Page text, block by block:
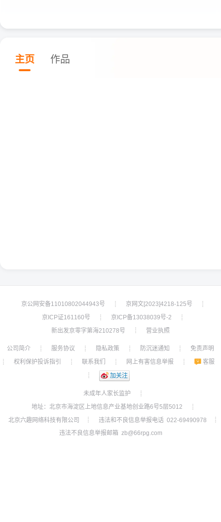
主页 作品
京公网安备11010802044943号 ┊ 京网文[2023]4218-125号
┊
京ICP证161160号
┊ 京ICP备13038039号-2
┊
新出发京零字第海210278号
┊ 营业执照
公司简介 ┊ 服务协议 ┊ 隐私政策 ┊ 防沉迷通知 ┊
免责声明
┊
权利保护投诉指引 ┊ 联系我们 ┊ 网上有害信息举报 ┊
客服
┊
加关注
未成年人家长监护
┊
地址：北京市海淀区上地信息产业基地创业路6号5层5012
┊
北京六趣网络科技有限公司
┊ 违法和不良信息举报电话 022-69490978
┊
违法不良信息举报邮箱 zb@66rpg.com